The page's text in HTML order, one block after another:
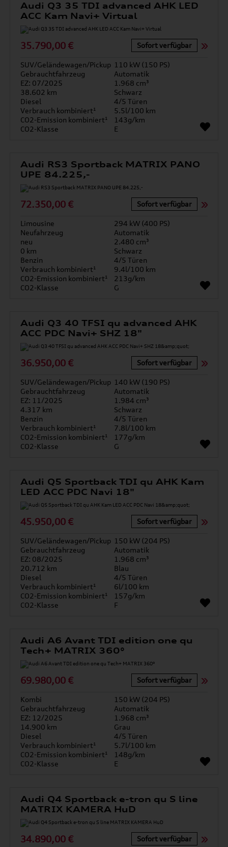
Audi Q3 35 TDI advanced AHK LED
ACC Kam Navi+ Virtual
35.790,00 € Sofort verfügbar
SUV/Geländewagen/Pickup 110 kW (150 PS)
Gebrauchtfahrzeug
Automatik
EZ: 07/2025
1.968 cm³
38.602 km
Schwarz
Diesel
4/5 Türen
Verbrauch kombiniert¹
5.5l/100 km
CO2-Emission kombiniert¹
143g/km
CO2-Klasse
E
Audi RS3 Sportback MATRIX PANO
UPE 84.225,-
72.350,00 € Sofort verfügbar
Limousine
294 kW (400 PS)
Neufahrzeug
Automatik
neu
2.480 cm³
0 km
Schwarz
Benzin
4/5 Türen
Verbrauch kombiniert¹
9.4l/100 km
CO2-Emission kombiniert¹
213g/km
CO2-Klasse
G
Audi Q3 40 TFSI qu advanced AHK
ACC PDC Navi+ SHZ 18"
36.950,00 € Sofort verfügbar
SUV/Geländewagen/Pickup 140 kW (190 PS)
Gebrauchtfahrzeug
Automatik
EZ: 11/2025
1.984 cm³
4.317 km
Schwarz
Benzin
4/5 Türen
Verbrauch kombiniert¹
7.8l/100 km
CO2-Emission kombiniert¹
177g/km
CO2-Klasse
G
Audi Q5 Sportback TDI qu AHK Kam
LED ACC PDC Navi 18"
45.950,00 € Sofort verfügbar
SUV/Geländewagen/Pickup 150 kW (204 PS)
Gebrauchtfahrzeug
Automatik
EZ: 08/2025
1.968 cm³
20.712 km
Blau
Diesel
4/5 Türen
Verbrauch kombiniert¹
6l/100 km
CO2-Emission kombiniert¹
157g/km
CO2-Klasse
F
Audi A6 Avant TDI edition one qu
Tech+ MATRIX 360°
69.980,00 € Sofort verfügbar
Kombi
150 kW (204 PS)
Gebrauchtfahrzeug
Automatik
EZ: 12/2025
1.968 cm³
14.900 km
Grau
Diesel
4/5 Türen
Verbrauch kombiniert¹
5.7l/100 km
CO2-Emission kombiniert¹
148g/km
CO2-Klasse
E
Audi Q4 Sportback e-tron qu S line
MATRIX KAMERA HuD
34.890,00 € Sofort verfügbar